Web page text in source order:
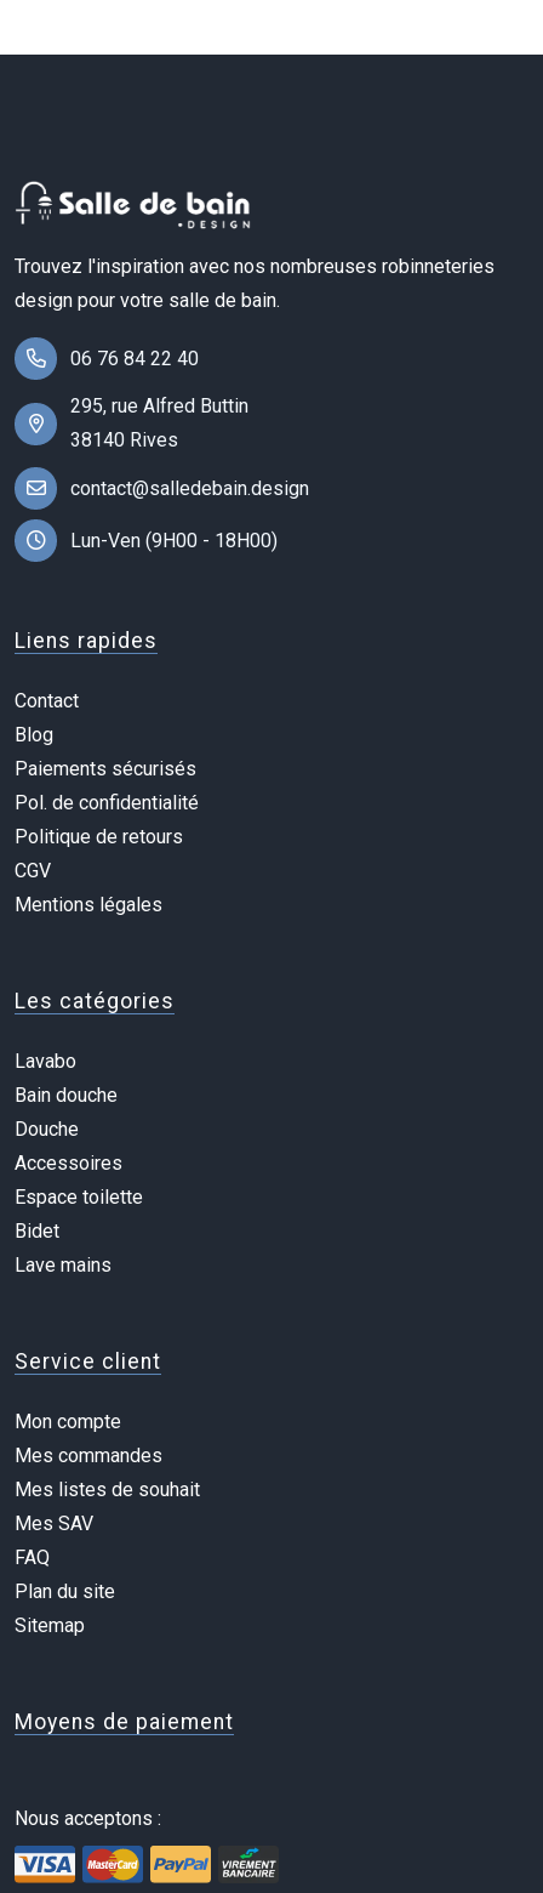
Trouvez l'inspiration avec nos nombreuses robinneteries
design pour votre salle de bain.
06 76 84 22 40
295, rue Alfred Buttin
38140 Rives
contact@salledebain.design
Lun-Ven (9H00 - 18H00)
Liens rapides
Contact
Blog
Paiements sécurisés
Pol. de confidentialité
Politique de retours
CGV
Mentions légales
Les catégories
Lavabo
Bain douche
Douche
Accessoires
Espace toilette
Bidet
Lave mains
Service client
Mon compte
Mes commandes
Mes listes de souhait
Mes SAV
FAQ
Plan du site
Sitemap
Moyens de paiement
Nous acceptons :